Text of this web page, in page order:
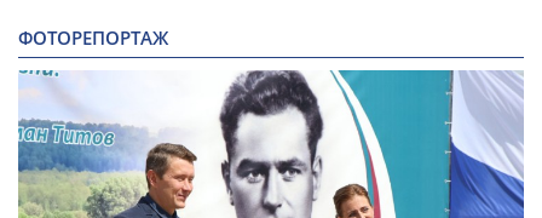
ФОТОРЕПОРТАЖ